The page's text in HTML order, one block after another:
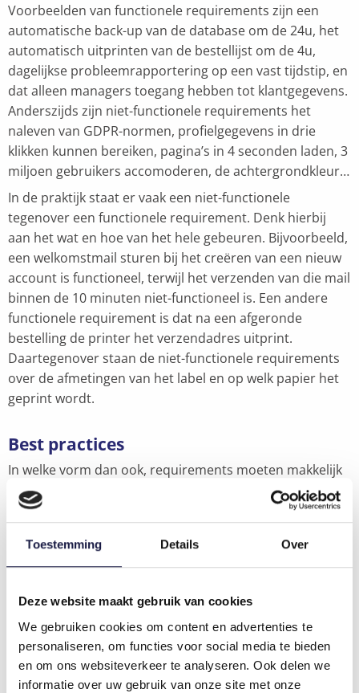
Toestemming Details Over
Deze website maakt gebruik van cookies
We gebruiken cookies om content en advertenties te
personaliseren, om functies voor social media te bieden
en om ons websiteverkeer te analyseren. Ook delen we
informatie over uw gebruik van onze site met onze
Voorbeelden van functionele requirements zijn een
automatische back-up van de database om de 24u, het
automatisch uitprinten van de bestellijst om de 4u,
dagelijkse probleemrapportering op een vast tijdstip, en
dat alleen managers toegang hebben tot klantgegevens.
Anderszijds zijn niet-functionele requirements het
naleven van GDPR-normen, profielgegevens in drie
klikken kunnen bereiken, pagina’s in 4 seconden laden, 3
miljoen gebruikers accomoderen, de achtergrondkleur…
In de praktijk staat er vaak een niet-functionele
tegenover een functionele requirement. Denk hierbij
aan het wat en hoe van het hele gebeuren. Bijvoorbeeld,
een welkomstmail sturen bij het creëren van een nieuw
account is functioneel, terwijl het verzenden van die mail
binnen de 10 minuten niet-functioneel is. Een andere
functionele requirement is dat na een afgeronde
bestelling de printer het verzendadres uitprint.
Daartegenover staan de niet-functionele requirements
over de afmetingen van het label en op welk papier het
geprint wordt.
Best practices
In welke vorm dan ook, requirements moeten makkelijk
begrijpbaar en duidelijk zijn. Ze neerschrijven in
dagdagelijkse taal is dan ook een goed begin. Geef ook
dat er zich in elke zin een agent bevindt, maakt het
korter en daadkrachtiger. Wees ook kordaat in je
moeten’, zodat er geen discussie mogelijk is. Een ander
voorbeeld is om niet simpelweg te noteren dat een
pagina ‘snel’ moet laden, maar plak er effectief een
aantal seconden op. Verder is het belangrijk om